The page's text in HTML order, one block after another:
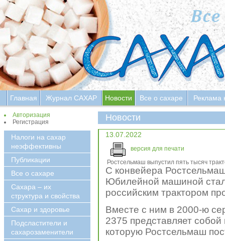
Главная Журнал САХАР Новости Все о сахаре Реклама
Авторизация
Регистрация
Налоги на сахар
неэффективны
Публикации
Все о сахаре
Сахара – их
структура и свойства
Сахар и здоровье
Подсластители и
сахарозаменители
Новости
13.07.2022
версия для печати
Ростсельмаш выпустил пять тысяч
С конвейера
Юбилейной машиной
российским трактором
Вместе с ним в 2000-ю
2375 представляет
которую Ростсельмаш